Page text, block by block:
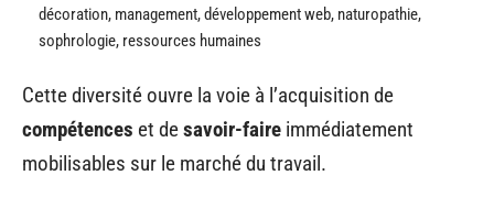
décoration, management, développement web, naturopathie,
sophrologie, ressources humaines
Cette diversité ouvre la voie à l’acquisition de
compétences et desavoir-faire immédiatement
mobilisables sur le marché du travail.